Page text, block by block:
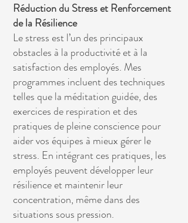
Réduction du Stress et Renforcement
de la Résilience
Le stress est l’un des principaux
obstacles à la productivité et à la
satisfaction des employés. Mes
programmes incluent des techniques
telles que la méditation guidée, des
exercices de respiration et des
pratiques de pleine conscience pour
aider vos équipes à mieux gérer le
stress. En intégrant ces pratiques, les
employés peuvent développer leur
résilience et maintenir leur
concentration, même dans des
situations sous pression.